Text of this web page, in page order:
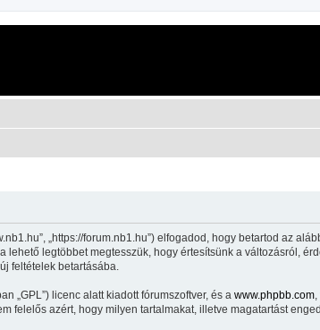
„https://forum.nb1.hu”) elfogadod, hogy betartod az
legtöbbet megtesszük, hogy értesítsünk a változásról,
feltételek betartásába.
„GPL”) licenc alatt kiadott fórumszoftver, és a www.phpbb.com
felelős azért, hogy milyen tartalmakat, illetve magatartást